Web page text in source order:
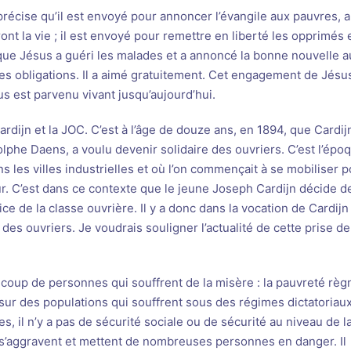
qu’il est envoyé pour annoncer l’évangile aux pauvres,
la vie ; il est envoyé pour remettre en liberté les opprimés
Jésus a guéri les malades et a annoncé la bonne nouvelle
obligations. Il a aimé gratuitement. Cet engagement de
parvenu vivant jusqu’aujourd’hui.
et la JOC. C’est à l’âge de douze ans, en 1894, que
Daens, a voulu devenir solidaire des ouvriers. C’est
les villes industrielles et où l’on commençait à se mobiliser
dans ce contexte que le jeune Joseph Cardijn décide
de la classe ouvrière. Il y a donc dans la vocation de
ouvriers. Je voudrais souligner l’actualité de cette prise de
de personnes qui souffrent de la misère : la pauvreté
des populations qui souffrent sous des régimes
il n’y a pas de sécurité sociale ou de sécurité au niveau de
et mettent de nombreuses personnes en danger. Il